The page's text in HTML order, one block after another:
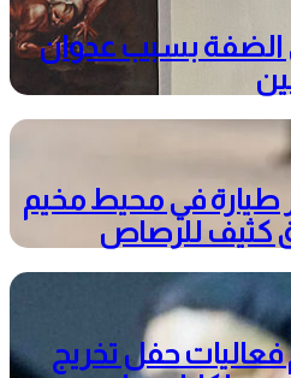
الضفة بسبب عدوان
طيارة في محيط مخيم
كثيف للرصاص
حفل تخريج